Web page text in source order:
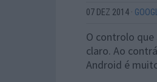
07 DEZ 2014 ·
O controlo
claro. Ao
Android é